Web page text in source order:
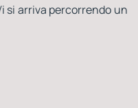
si arriva percorrendo un